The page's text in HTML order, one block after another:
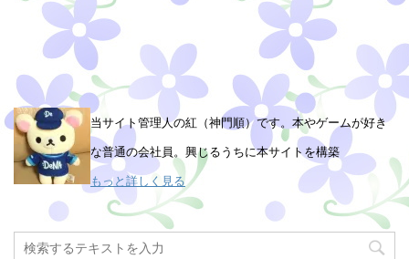
当サイト管理人の紅（神門順）です。本やゲームが好き
な普通の会社員。興じるうちに本サイトを構築
もっと詳しく見る